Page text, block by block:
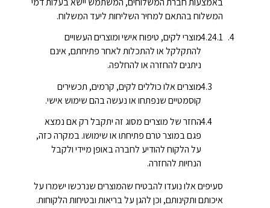
המשלוח בהתאם למחיר השליחות ליעד המשלוח.
מוצרי לקים, טיפוח אישי ומוצרים העשויים
להתקלקל או להתכלות לאחר פתיחתם, אינם
ניתנים להחזרה או להחלפה.
מוצרים אלו כוללים לקים, קרמים, תכשירים
קוסמטיים שנפתחו או נעשה בהם שימוש אישי.
החזר של מוצרים מסוג זה יתקבל רק אם נמצא
פגם במוצר טרם פתיחתו או שימושו. במקרה כזה,
על הלקוח להודיע לחברה באופן מיידי ולקבל
הנחיות להחזרה.
סעיפים אלו נועדו להבטיח שהמוצרים שנרכשו ישמרו על
איכותם ותקינותם, וכן להגן על בריאות ובטיחות הלקוחות.